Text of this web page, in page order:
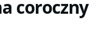
coroczny